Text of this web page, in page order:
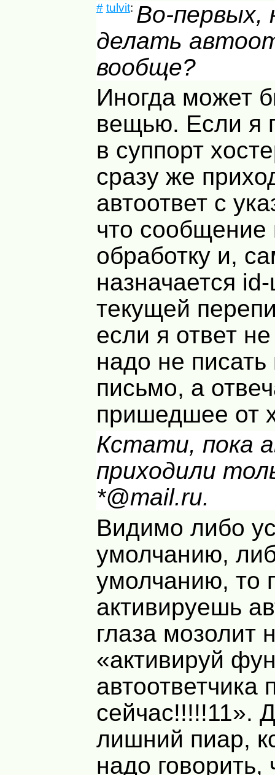
# tulvit: Во-первых,
делать
вообще?
Иногда может
вещью. Если я
в суппорт
сразу же
автоответ с
что сообщение
обработку и,
назначается
текущей
если я ответ
надо не писать
письмо, а
пришедшее от
Кстати, пока
приходили
*@mail.ru.
Видимо либо
умолчанию,
умолчанию, то
активируешь
глаза мозолит
«активируй
автоответчика
сейчас!!!!!11».
лишний пиар,
надо говорить,